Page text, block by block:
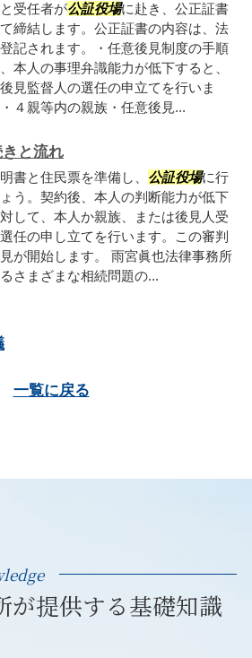
受任者が公証役場に赴き、公正証書
締結します。公正証書の内容は、法
記されます。・任意後見制度の手順
本人の事理弁識能力が低下すると、
見監督人の選任の申立てを行いま
４親等内の親族・任意後見...
と流れ
書と住民票を準備し、 公証役場に行
う。契約後、本人の判断能力が低下
して、本人か親族、または後見人受
任の申し立てを行います。この審判
が開始します。 雨宮眞也法律事務所
さまざまな相続問題の...
一覧に戻る
が提供する基礎知識